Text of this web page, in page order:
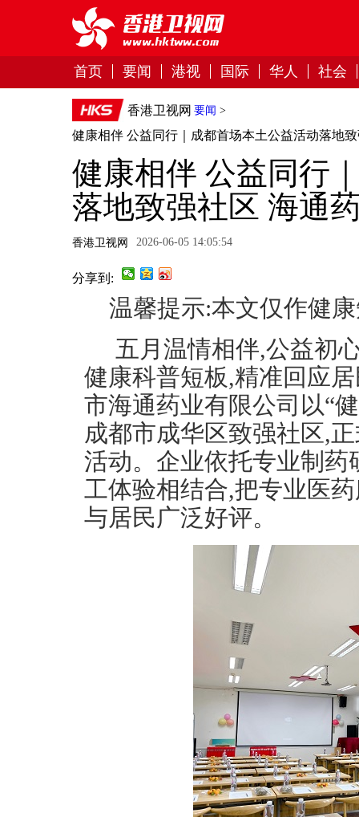
首页 要闻 港视 国际 华人 社会
香港卫视网 要闻 >
健康相伴 公益同行｜成都首场本土公益活动落地
健康相伴 公益同行
落地致强社区 海通
香港卫视网 2026-06-05 14:05:54
分享到:
温馨提示:本文仅作健
五月温情相伴,公益初
健康科普短板,精准回应
市海通药业有限公司以“
成都市成华区致强社区,
活动。企业依托专业制
工体验相结合,把专业医
与居民广泛好评。